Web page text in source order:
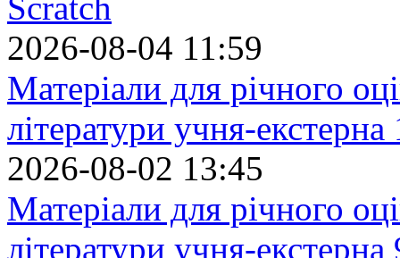
Scratch
2026-08-04 11:59
Матеріали для річного
літератури учня-екстерна
2026-08-02 13:45
Матеріали для річного
літератури учня-екстерна